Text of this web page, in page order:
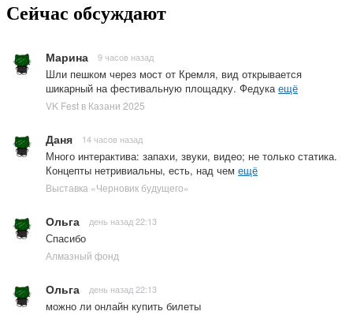
Сейчас обсуждают
Марина 9 часов назад
Шли пешком через мост от Кремля, вид открывается
шикарный на фестивальную площадку. Федукаещё
VK Fest в Казани 2025
Даня 14 часов назад
Много интерактива: запахи, звуки, видео; не только статика.
Концепты нетривиальны, есть, над чем ещё
Выставка «Черновик будущего»
Ольга день назад 22:13
Спасибо
Алмазный фонд
Ольга день назад 22:13
можно ли онлайн купить билеты